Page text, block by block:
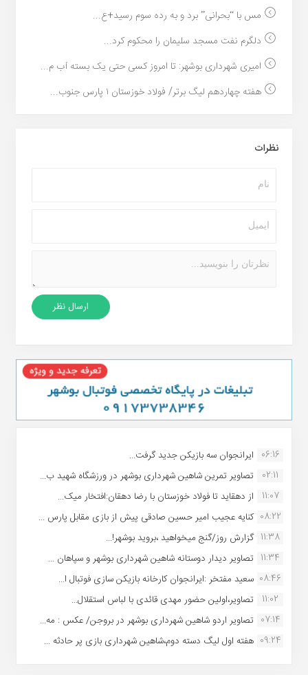
مس با “بحرانی” برد و به رده سوم رسید+ع...
دلگرم نفت مسجد سلیمان را محکوم کرد...
امیری شهرداری بوشهر: تا امروز کسی حتی یک بسته آب م...
هفته چهاردهم لیگ برتر/ فولاد خوزستان ۱ پارس جنوب...
نظرات
06:16 ایرانجوان سه بازیکن جدید گرفت...
02:11
تصاویر تمرین شاهین شهردارى بوشهر در ورزشگاه شهید ب...
11:07
از دهقاید تا فولاد خوزستان با رضا دهقان:افتخار میک...
08:22 کنایه عجیب امیر حسین صادقی پیش از بازی مقابل پارس ...
11:38 گزارش روز/گنج میخواهید ،بروید بوشهر!...
11:34 تصاویر دیدار دوستانه شاهین شهردارى بوشهر و سپاهان ...
08:46 سعید مفتخر :ایرانجوان کارخانه بازیکن سازی فوتبال ا...
11:02
تصاویر،اولین حضور مهدی قائدی با لباس استقلال...
07:14 تصاویر اردو شاهین شهرداری بوشهر در بروجن/ عکس : مه...
09:24 هفته اول لیگ دسته دوم،شاهین شهرداری بازی پر حادثه ...